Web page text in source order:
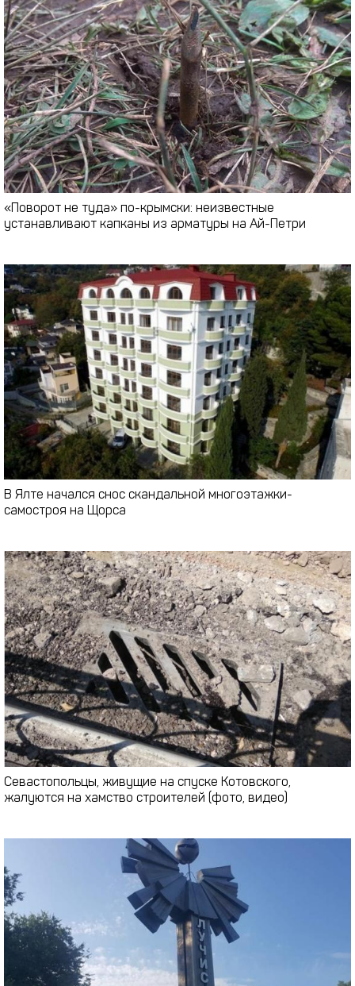
«Поворот не туда» по-крымски: неизвестные
устанавливают капканы из арматуры на Ай-Петри
В Ялте начался снос скандальной многоэтажки-
самостроя на Щорса
Севастопольцы, живущие на спуске Котовского,
жалуются на хамство строителей (фото, видео)